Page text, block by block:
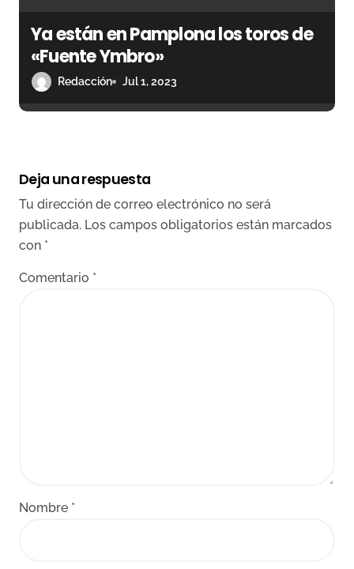
Ya están en Pamplona los toros de
«Fuente Ymbro»
Redacción Jul 1, 2023
Deja una respuesta
Tu dirección de correo electrónico no será
publicada. Los campos obligatorios están marcados
con *
Comentario *
Nombre *